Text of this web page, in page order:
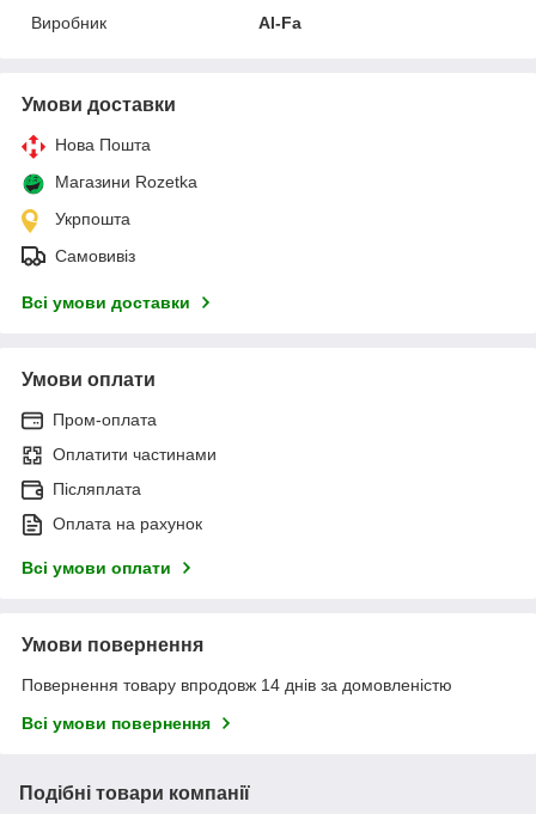
Виробник
Al-Fa
Умови доставки
Нова Пошта
Магазини Rozetka
Укрпошта
Самовивіз
Всі умови доставки
Умови оплати
Пром-оплата
Оплатити частинами
Післяплата
Оплата на рахунок
Всі умови оплати
Умови повернення
Повернення товару впродовж 14 днів за домовленістю
Всі умови повернення
Подібні товари компанії